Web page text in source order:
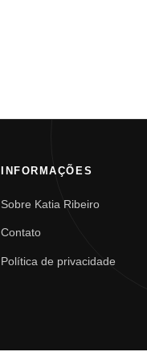
INFORMAÇÕES
Sobre Katia Ribeiro
Contato
Política de privacidade